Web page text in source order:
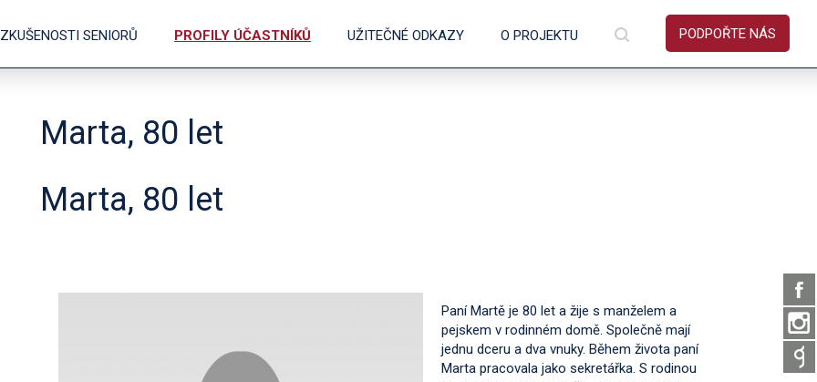
PODPOŘTE NÁS
ZKUŠENOSTI SENIORŮ PROFILY ÚČASTNÍKŮ UŽITEČNÉ ODKAZY O PROJEKTU
Marta, 80 let
Marta, 80 let
Paní Martě je 80 let a žije s manželem a
pejskem v rodinném domě. Společně mají
jednu dceru a dva vnuky. Během života paní
Marta pracovala jako sekretářka. S rodinou